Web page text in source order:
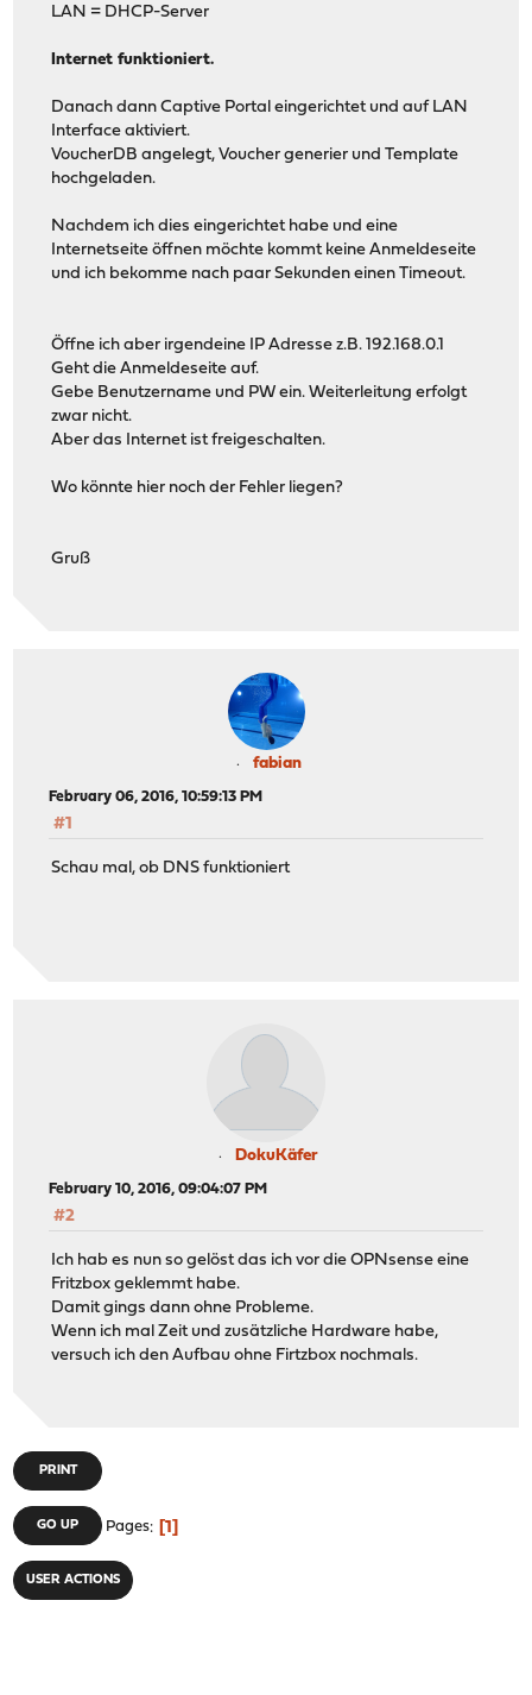
LAN = DHCP-Server
Internet funktioniert.
Danach dann Captive Portal eingerichtet und auf LAN
Interface aktiviert.
VoucherDB angelegt, Voucher generier und Template
hochgeladen.
Nachdem ich dies eingerichtet habe und eine
Internetseite öffnen möchte kommt keine Anmeldeseite
und ich bekomme nach paar Sekunden einen Timeout.
Öffne ich aber irgendeine IP Adresse z.B. 192.168.0.1
Geht die Anmeldeseite auf.
Gebe Benutzername und PW ein. Weiterleitung erfolgt
zwar nicht.
Aber das Internet ist freigeschalten.
Wo könnte hier noch der Fehler liegen?
Gruß
fabian
February 06, 2016, 10:59:13 PM
#1
Schau mal, ob DNS funktioniert
DokuKäfer
February 10, 2016, 09:04:07 PM
#2
Ich hab es nun so gelöst das ich vor die OPNsense eine
Fritzbox geklemmt habe.
Damit gings dann ohne Probleme.
Wenn ich mal Zeit und zusätzliche Hardware habe,
versuch ich den Aufbau ohne Firtzbox nochmals.
PRINT
GO UP Pages 1
USER ACTIONS